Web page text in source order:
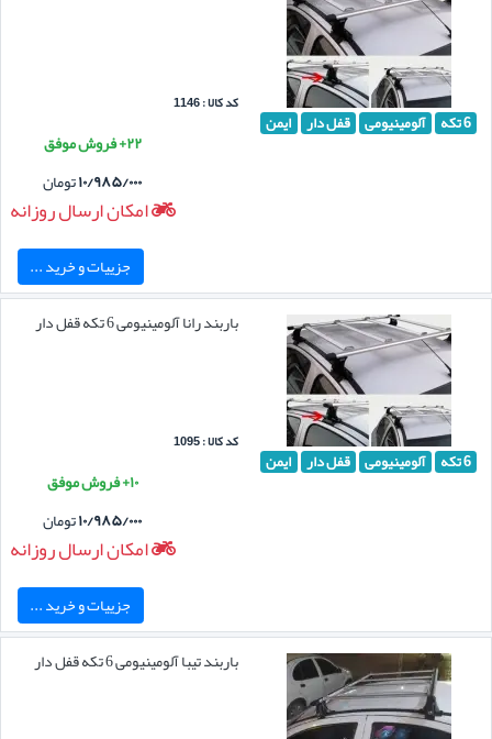
6 تکه آلومینیومی قفل دار ایمن
کد کالا : 1146
۲۲+ فروش موفق
۱۰/۹۸۵/۰۰۰تومان
امکان ارسال روزانه
جزییات و خرید ...
6 تکه آلومینیومی قفل دار ایمن
باربند رانا آلومینیومی 6 تکه قفل دار
کد کالا : 1095
۱۰+ فروش موفق
۱۰/۹۸۵/۰۰۰تومان
امکان ارسال روزانه
جزییات و خرید ...
باربند تیبا آلومینیومی 6 تکه قفل دار